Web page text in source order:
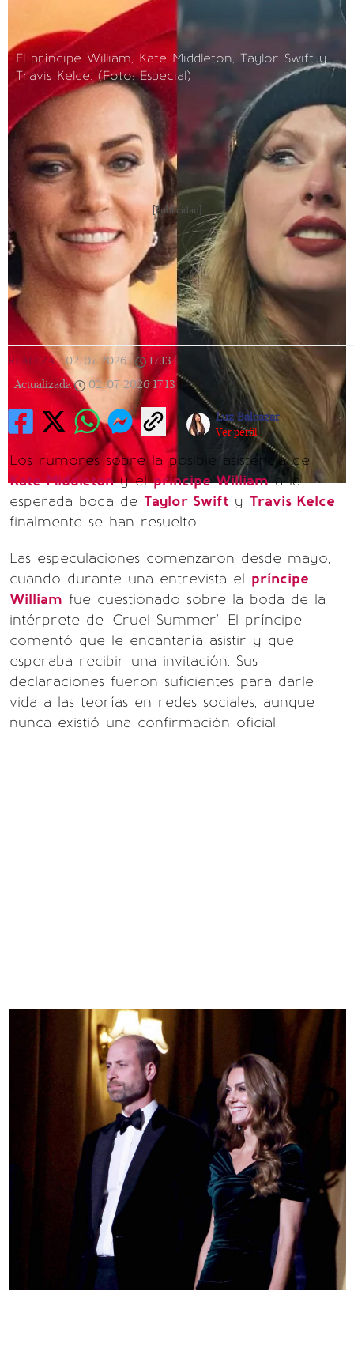
El príncipe William, Kate Middleton, Taylor Swift y
Travis Kelce. (Foto: Especial)
[Publicidad]
REALEZA | 02/07/2026 | 17:13 |
Actualizada
02/07/2026 17:13
Luz Balcazar
Ver perfil
Los rumores sobre la posible asistencia de
Kate Middletony elpríncipe Williama la
esperada boda de Taylor Swift y Travis Kelce
finalmente se han resuelto.
Las especulaciones comenzaron desde mayo,
cuando durante una entrevista el príncipe
William fue cuestionado sobre la boda de la
intérprete de 'Cruel Summer'. El príncipe
comentó que le encantaría asistir y que
esperaba recibir una invitación. Sus
declaraciones fueron suficientes para darle
vida a las teorías en redes sociales, aunque
nunca existió una confirmación oficial.